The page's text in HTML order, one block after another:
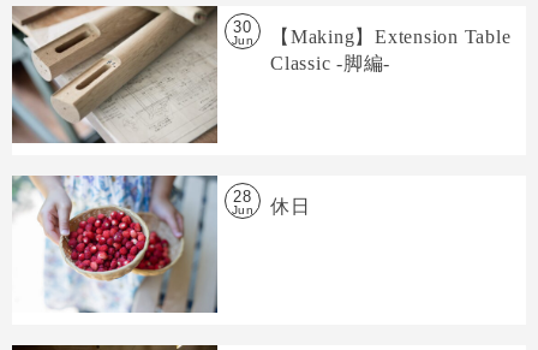
30
Jun
【Making】Extension Table
Classic -脚編-
28
Jun 休日